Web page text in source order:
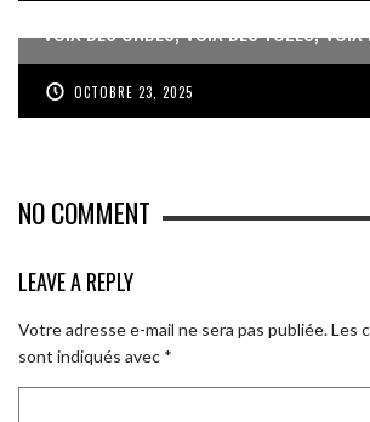
VOIX DES ONDES, VOIX DES YOLES, VOIX
OCTOBRE 23, 2025
NO COMMENT
LEAVE A REPLY
Votre adresse e-mail ne sera pas publiée.Les
sont indiqués avec *